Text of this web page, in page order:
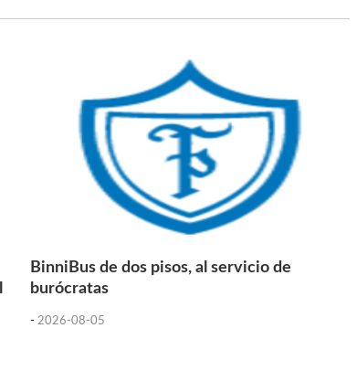
BinniBus de dos pisos, al servicio de
burócratas
- 2026-08-05